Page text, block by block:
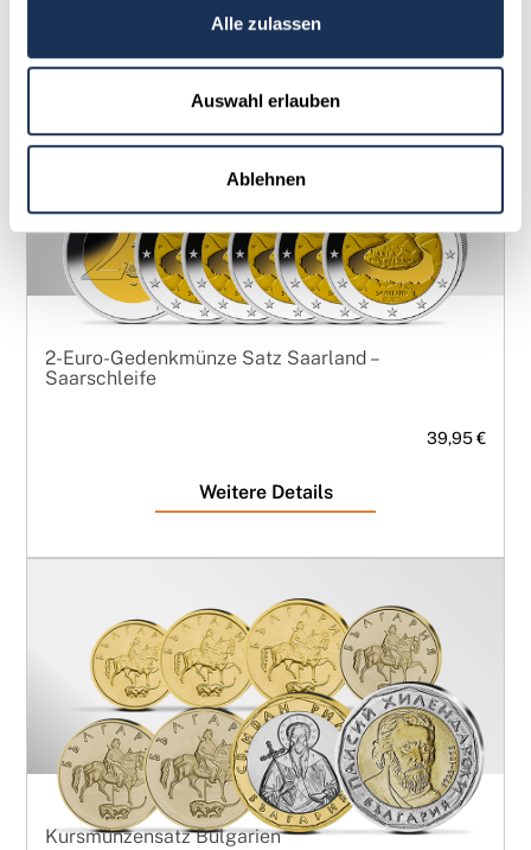
Alle zulassen
Auswahl erlauben
Ablehnen
2-Euro-Gedenkmünze Satz Saarland –
Saarschleife
39,95 €
Weitere Details
Kursmünzensatz Bulgarien